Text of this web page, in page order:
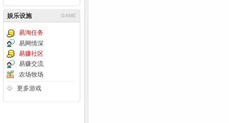
GAME
娱乐设施
易淘任务
易网情深
易赚社区
易赚交流
农场牧场
更多游戏